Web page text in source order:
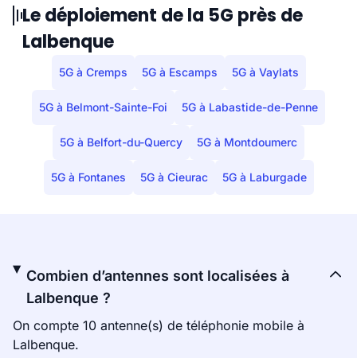
Le déploiement de la 5G près de
Lalbenque
5G à Cremps 5G à Escamps 5G à Vaylats
5G à Belmont-Sainte-Foi 5G à Labastide-de-Penne
5G à Belfort-du-Quercy 5G à Montdoumerc
5G à Fontanes 5G à Cieurac 5G à Laburgade
Combien d’antennes sont localisées à
Lalbenque ?
On compte 10 antenne(s) de téléphonie mobile à
Lalbenque.